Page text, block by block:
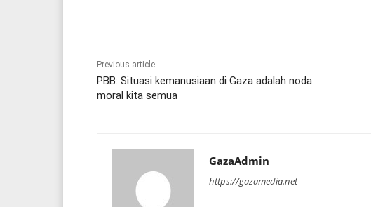
Previous article
PBB: Situasi kemanusiaan di Gaza adalah noda
moral kita semua
GazaAdmin
https://gazamedia.net